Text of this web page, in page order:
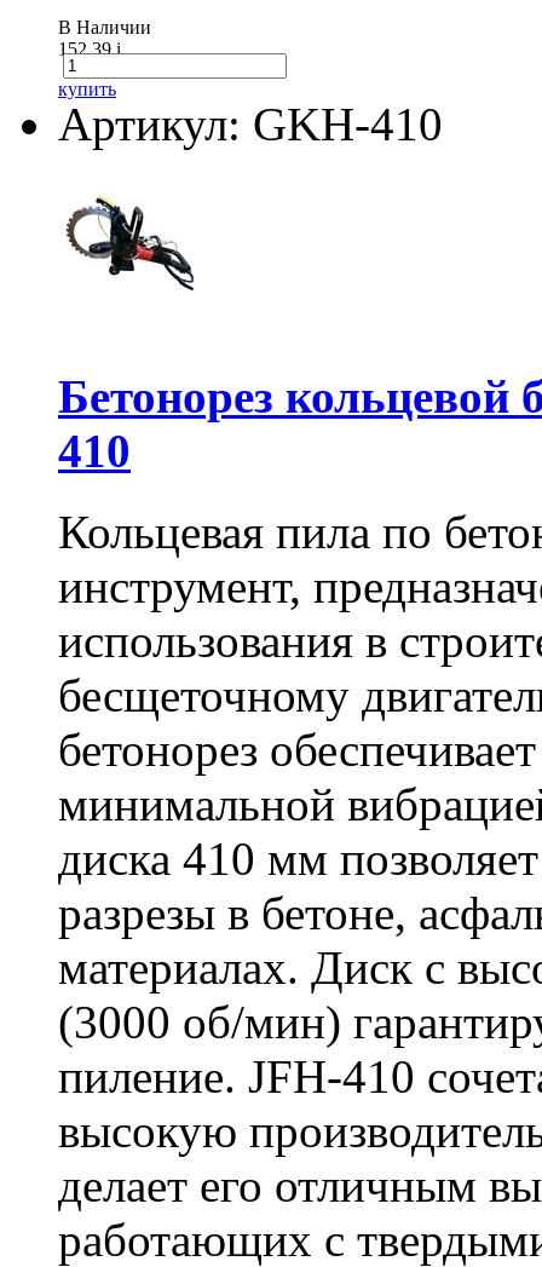
В Наличии
152.39i
купить
Артикул: GKH-410
Бетонорез
410
Кольцевая пила по
инструмент,
использования в
бесщеточному
бетонорез
минимальной
диска 410 мм
разрезы в бетоне,
материалах. Диск с
(3000 об/мин)
пиление. JFH-410
высокую
делает его отличным
работающих с